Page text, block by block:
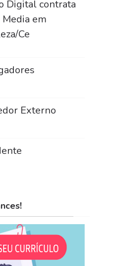
Digital contrata
Media em
Ce
Externo